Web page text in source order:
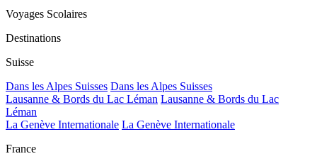
Voyages Scolaires
Destinations
Suisse
Dans les Alpes Suisses Dans les Alpes Suisses
Lausanne & Bords du Lac Léman Lausanne & Bords du Lac
Léman
La Genève Internationale La Genève Internationale
France